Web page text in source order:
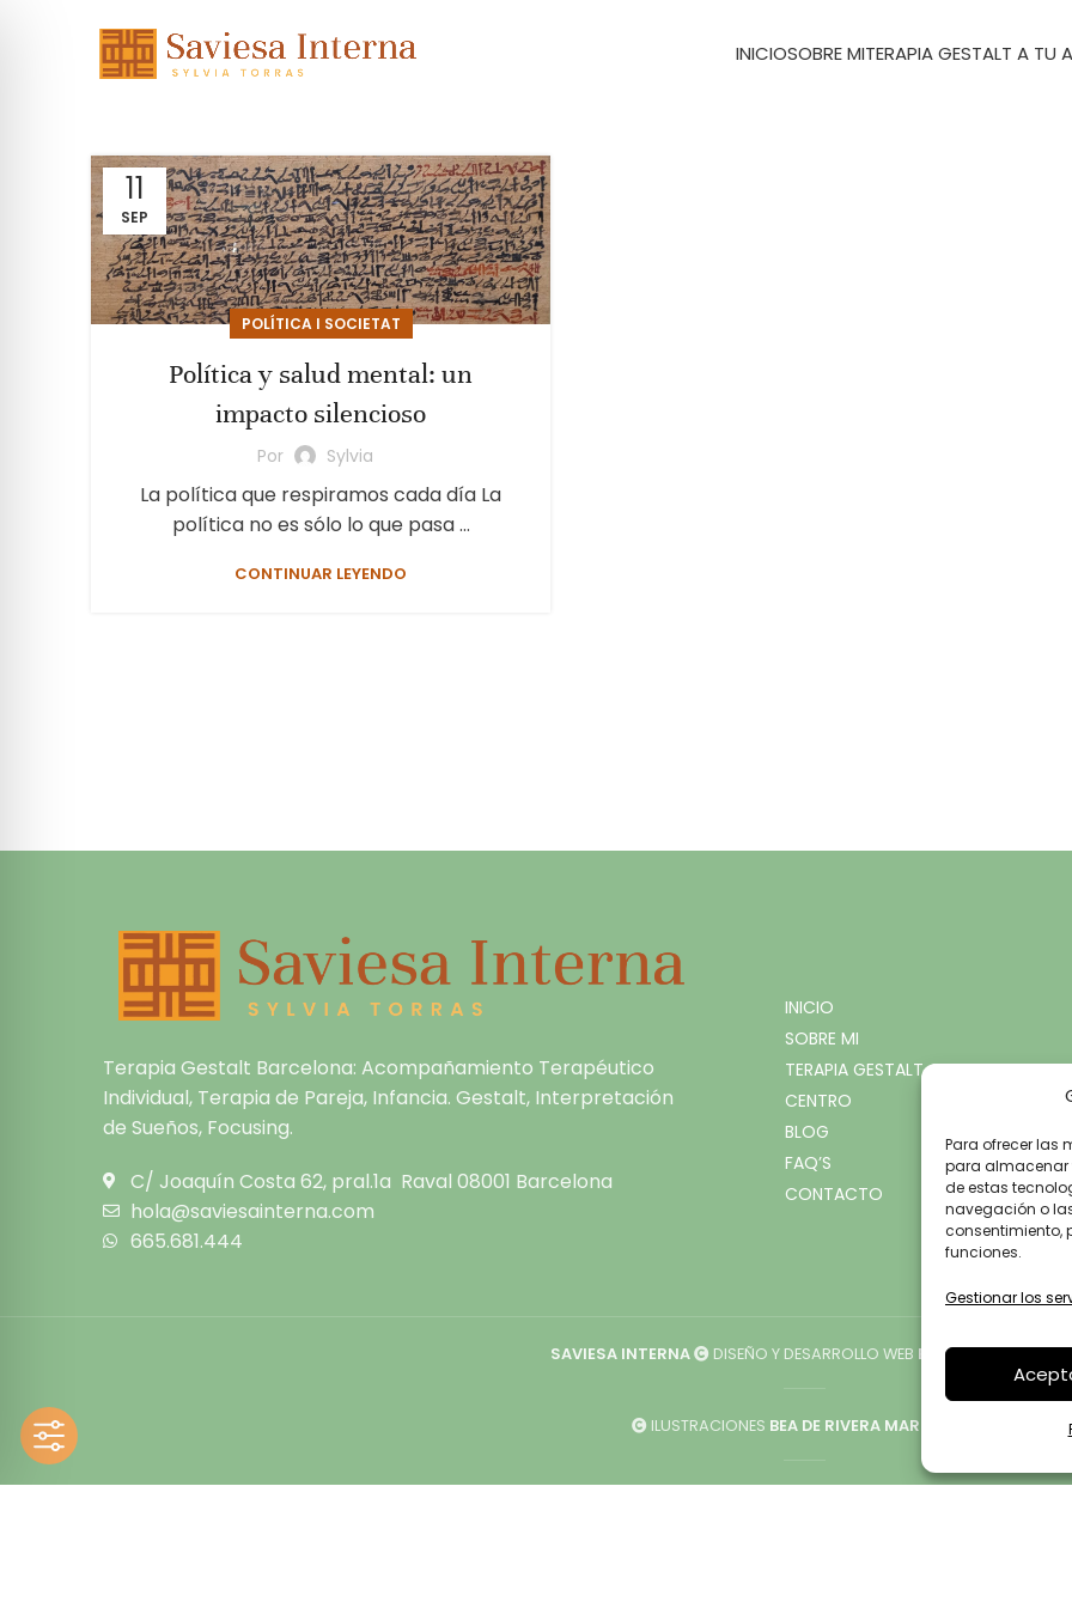
Para ofrecer las
para almacenar
de estas
navegación o
consentimiento,
funciones.
Gestionar los
INICIOSOBRE MITERAPIA GESTALT A TU
11
SEP
POLÍTICA I SOCIETAT
Política y salud mental: un
impacto silencioso
Por Sylvia
La política que respiramos cada día La
política no es sólo lo que pasa ...
CONTINUAR LEYENDO
Terapia Gestalt Barcelona: Acompañamiento Terapéutico
Individual, Terapia de Pareja, Infancia. Gestalt, Interpretación
de Sueños, Focusing.
C/ Joaquín Costa 62, pral.1a Raval 08001 Barcelona
hola@saviesainterna.com
665.681.444
INICIO
SOBRE MI
TERAPIA GESTALT A TU ALCANCE
CENTRO
BLOG
FAQ’S
CONTACTO
SAVIESA INTERNA DISEÑO Y DESARROLLO WEB BGIMENO STUDIO
ILUSTRACIONES BEA DE RIVERA MARINEL·LO